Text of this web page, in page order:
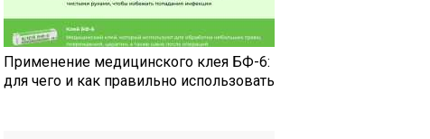
Применение медицинского клея БФ-6:
для чего и как правильно использовать